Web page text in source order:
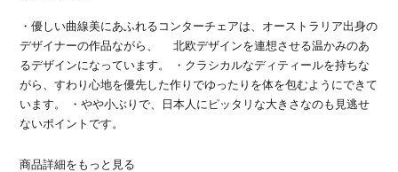
・優しい曲線美にあふれるコンターチェアは、オーストラリア出身の
デザイナーの作品ながら、
北欧デザインを連想させる温かみのあ
るデザインになっています。
・クラシカルなディティールを持ちな
がら、すわり心地を優先した作りでゆったりを体を包むようにできて
います。
・やや小ぶりで、日本人にピッタリな大きさなのも見逃せ
ないポイントです。
商品詳細をもっと見る